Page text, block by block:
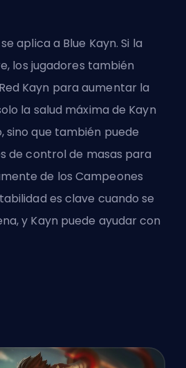
aplica a Blue Kayn. Si la
los jugadores también
Kayn para aumentar la
la salud máxima de Kayn
sino que también puede
de control de masas para
de los Campeones
es clave cuando se
y Kayn puede ayudar con